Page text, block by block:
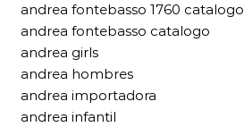
andrea fontebasso 1760 catalogo
andrea fontebasso catalogo
andrea girls
andrea hombres
andrea importadora
andrea infantil